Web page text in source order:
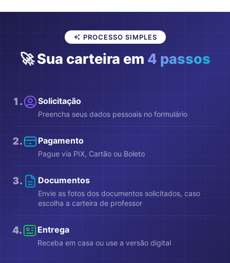
PROCESSO SIMPLES
🚀 Sua carteira em 4 passos
1 . Solicitação
Preencha seus dados pessoais no formulário
2. Pagamento
Pague via PIX, Cartão ou Boleto
3. Documentos
Envie as fotos dos documentos solicitados, caso
escolha a carteira de professor
4. Entrega
Receba em casa ou use a versão digital